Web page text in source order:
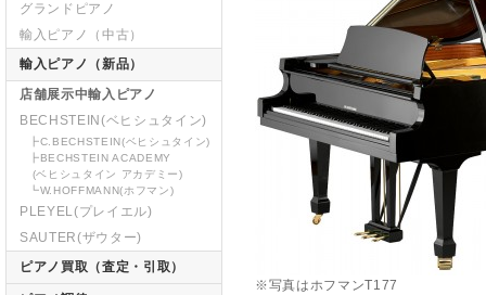
※写真はホフマンT177
グランドピアノ
輸入ピアノ（中古）
輸入ピアノ（新品）
店舗展示中輸入ピアノ
BECHSTEIN(ベヒシュタイン)
┣C.BECHSTEIN(ベヒシュタイン)
┣BECHSTEIN ACADEMY
(ベヒシュタイン アカデミー)
┗W.HOFFMANN(ホフマン)
PLEYEL(プレイエル)
SAUTER(ザウター)
ピアノ買取（査定・引取）